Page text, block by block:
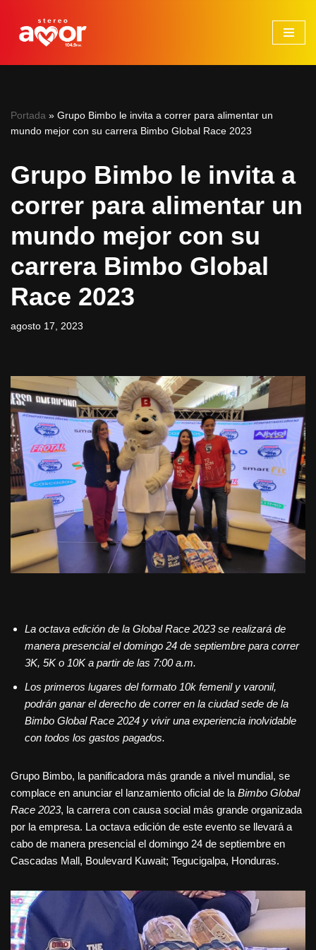
Saltar
Portada » Grupo Bimbo le invita a correr para alimentar un
mundo mejor con su carrera Bimbo Global Race 2023
Grupo Bimbo le invita a
correr para alimentar un
mundo mejor con su
carrera Bimbo Global
Race 2023
agosto 17, 2023
La octava edición de la Global Race 2023 se realizará de
manera presencial el domingo 24 de septiembre para correr
3K, 5K o 10K a partir de las 7:00 a.m.
Los primeros lugares del formato 10k femenil y varonil,
podrán ganar el derecho de correr en la ciudad sede de la
Bimbo Global Race 2024 y vivir una experiencia inolvidable
con todos los gastos pagados.
Grupo Bimbo, la panificadora más grande a nivel mundial, se
complace en anunciar el lanzamiento oficial de la Bimbo Global
Race 2023, la carrera con causa social más grande organizada
por la empresa. La octava edición de este evento se llevará a
cabo de manera presencial el domingo 24 de septiembre en
Cascadas Mall, Boulevard Kuwait; Tegucigalpa, Honduras.